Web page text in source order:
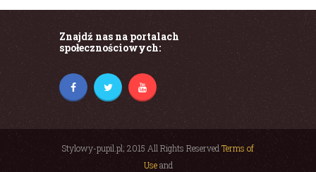
Znajdź nas na portalach
społecznościowych:
Stylowy-pupil.pl; 2015 All Rights Reserved Terms of
Useand